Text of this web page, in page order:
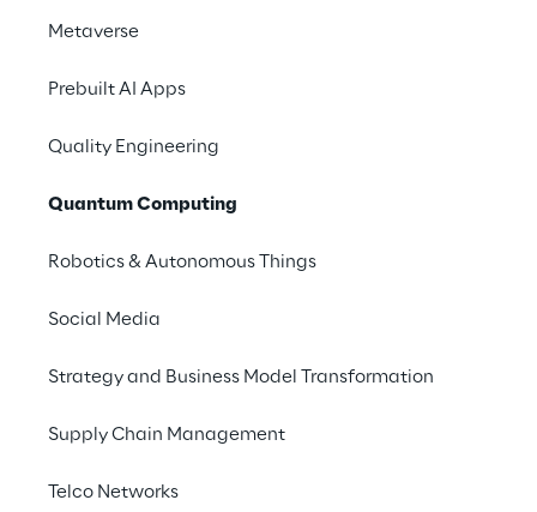
Metaverse
Prebuilt AI Apps
Quality Engineering
Quantum Computing
Robotics & Autonomous Things
Social Media
Strategy and Business Model Transformation
Supply Chain Management
Telco Networks
técnicas, orientamos os nossos clientes na
implementação das aplicações de computação
provas de conceitos e projetos.